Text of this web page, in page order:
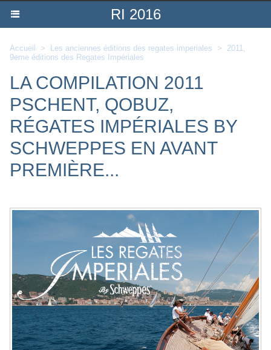
RI 2016
Accueil > Les anciennes éditions des regates imperiales >
2011,
9eme éditions des Regates Impériales
LA COMPILATION 2011
PSCHENT, QOBUZ,
RÉGATES IMPÉRIALES BY
SCHWEPPES EN AVANT
PREMIÈRE...